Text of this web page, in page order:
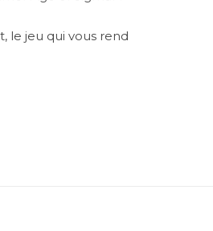
le jeu qui vous rend